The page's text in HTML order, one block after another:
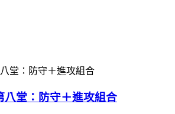
八堂：防守＋進攻組合